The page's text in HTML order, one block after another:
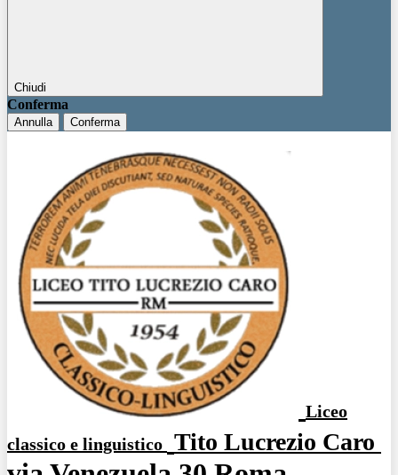
Chiudi
Conferma
Annulla Conferma
Liceo
classico e linguistico Tito Lucrezio Caro